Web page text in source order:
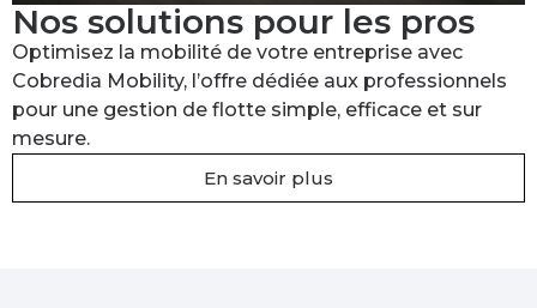
Nos solutions pour les pros
Optimisez la mobilité de votre entreprise avec
Cobredia Mobility, l’offre dédiée aux professionnels
pour une gestion de flotte simple, efficace et sur
mesure.
En savoir plus